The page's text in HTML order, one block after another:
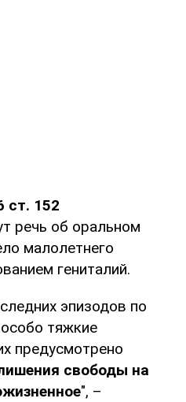
ст. 152
речь об оральном
малолетнего
гениталий.
эпизодов по
тяжкие
предусмотрено
свободы на
", –